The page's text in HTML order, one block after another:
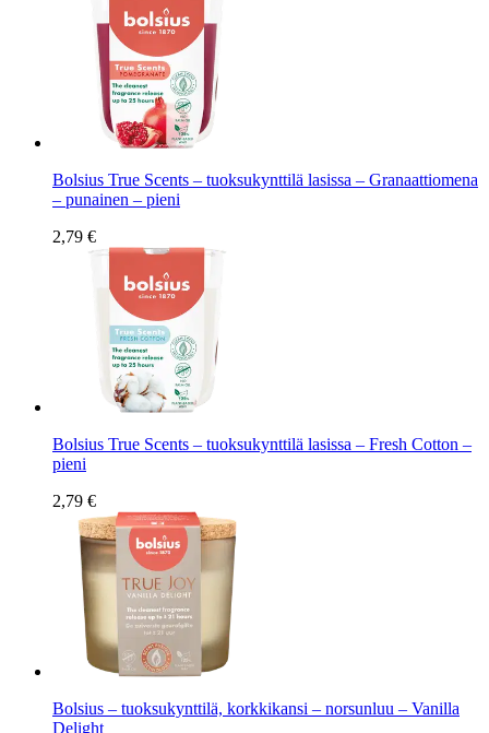
Bolsius True Scents – tuoksukynttilä lasissa – Granaattiomena
– punainen – pieni
2,79 €
Bolsius True Scents – tuoksukynttilä lasissa – Fresh Cotton –
pieni
2,79 €
Bolsius – tuoksukynttilä, korkkikansi – norsunluu – Vanilla
Delight